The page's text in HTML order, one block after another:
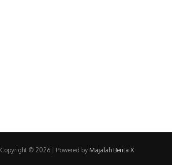
Copyright © 2026 | Powered by Majalah Berita X